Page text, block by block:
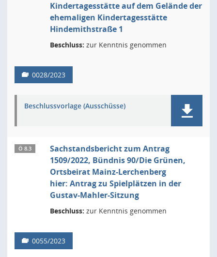
Kindertagesstätte auf dem Gelände der
ehemaligen Kindertagesstätte
Hindemithstraße 1
Beschluss: zur Kenntnis genommen
0028/2023
Beschlussvorlage (Ausschüsse)
Ö 8.3
Sachstandsbericht zum Antrag
1509/2022, Bündnis 90/Die Grünen,
Ortsbeirat Mainz-Lerchenberg
hier: Antrag zu Spielplätzen in der
Gustav-Mahler-Sitzung
Beschluss: zur Kenntnis genommen
0055/2023